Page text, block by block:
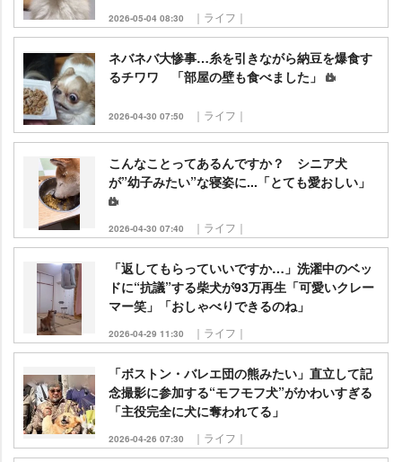
2026-05-04 08:30 ｜ライフ｜
ネバネバ大惨事…糸を引きながら納豆を爆食す
るチワワ 「部屋の壁も食べました」
2026-04-30 07:50 ｜ライフ｜
こんなことってあるんですか？ シニア犬
が”幼子みたい”な寝姿に...「とても愛おしい」
2026-04-30 07:40 ｜ライフ｜
「返してもらっていいですか…」洗濯中のベッ
ドに“抗議”する柴犬が93万再生「可愛いクレー
マー笑」「おしゃべりできるのね」
2026-04-29 11:30 ｜ライフ｜
「ボストン・バレエ団の熊みたい」直立して記
念撮影に参加する“モフモフ犬”がかわいすぎる
「主役完全に犬に奪われてる」
2026-04-26 07:30 ｜ライフ｜